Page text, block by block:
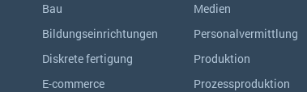
Bau
Bildungseinrichtungen
Diskrete fertigung
E-commerce
Medien
Personalvermittlung
Produktion
Prozessproduktion